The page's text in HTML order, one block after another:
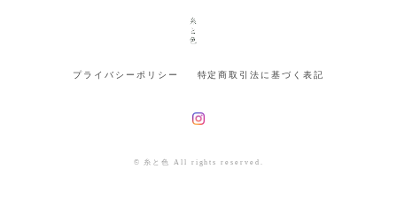
プライバシーポリシー 特定商取引法に基づく表記
© 糸と色 All rights reserved.